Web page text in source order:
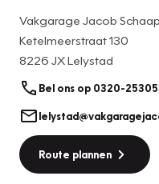
-Suzuki Service Card
Let op: De kosten van dit
prijs van de auto, maar
Neem contact met ons
Vakgarage Jacob
Ketelmeerstraat 130
8226 JX Lelystad
Bel ons op 0320-
Route plannen